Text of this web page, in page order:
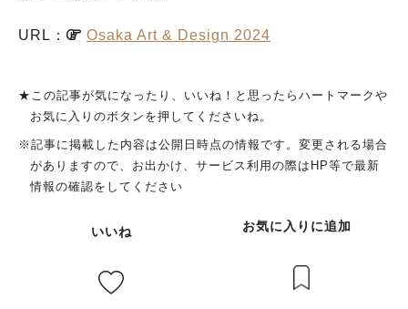
URL： Osaka Art & Design 2024
★この記事が気になったり、いいね！と思ったらハートマークや
お気に入りのボタンを押してくださいね。
※記事に掲載した内容は公開日時点の情報です。変更される場合
がありますので、お出かけ、サービス利用の際はHP等で最新
情報の確認をしてください
いいね お気に入りに追加